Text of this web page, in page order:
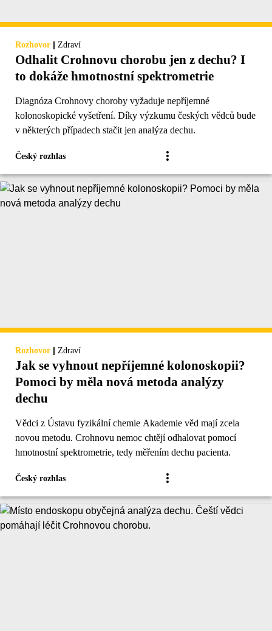
Rozhovor | Zdraví
Odhalit Crohnovu chorobu jen z dechu? I
to dokáže hmotnostní spektrometrie
Diagnóza Crohnovy choroby vyžaduje nepříjemné
kolonoskopické vyšetření. Díky výzkumu českých vědců bude
v některých případech stačit jen analýza dechu.
Český rozhlas
Rozhovor | Zdraví
Jak se vyhnout nepříjemné kolonoskopii?
Pomoci by měla nová metoda analýzy
dechu
Vědci z Ústavu fyzikální chemie Akademie věd mají zcela
novou metodu. Crohnovu nemoc chtějí odhalovat pomocí
hmotnostní spektrometrie, tedy měřením dechu pacienta.
Český rozhlas